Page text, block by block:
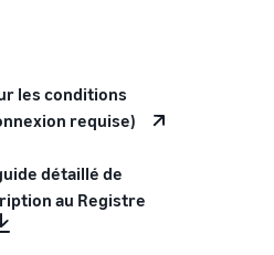
les conditions
requise)
détaillé de
au Registre